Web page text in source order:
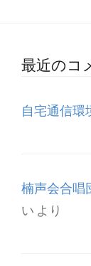
最近のコ
自宅通信環
楠声会合唱
い より